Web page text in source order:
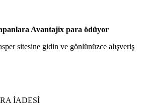
Avantajix para ödüyor
sitesine gidin ve gönlünüzce alışveriş
İADESİ